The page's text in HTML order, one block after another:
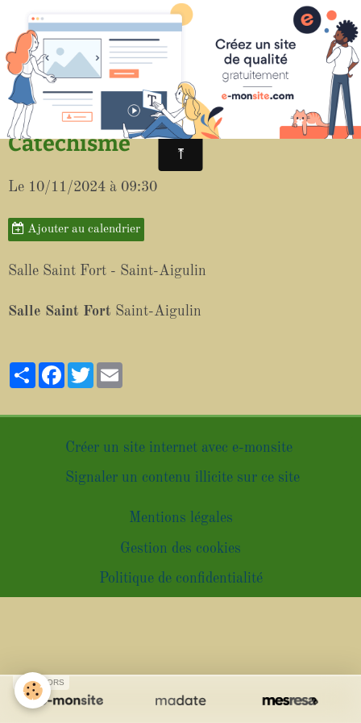
Paroisse de Saint-Aigulin
Catéchisme
Le 10/11/2024 à 09:30
Ajouter au calendrier
Salle Saint Fort - Saint-Aigulin
Salle Saint Fort Saint-Aigulin
PartagerFacebook
Twitter
Créer un site internet avec e-monsite
Signaler un contenu illicite sur ce site
Mentions légales
Gestion des cookies
Politique de confidentialité
SPONSORS